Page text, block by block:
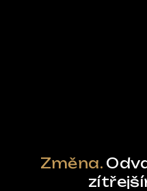
Změna.